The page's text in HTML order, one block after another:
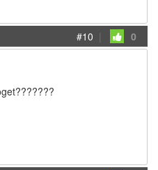
#10 | 0